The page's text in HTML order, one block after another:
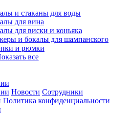
и стаканы для воды
для вина
для виски и коньяка
и бокалы для шампанского
и рюмки
все
Новости Сотрудники
Политика конфиденциальности